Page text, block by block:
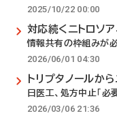
2025/10/22 00:00
対応続くニトロソア
情報共有の枠組みが
2026/06/01 04:30
トリプタノールか
日医工、処方中止「必
2026/03/06 21:36